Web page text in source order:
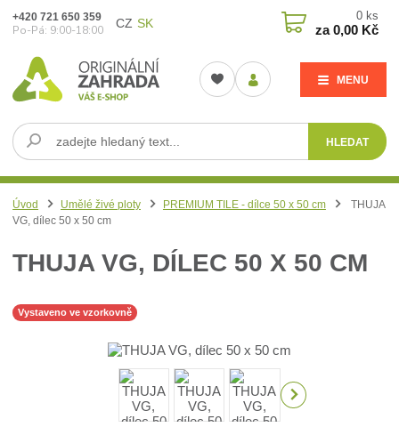
CZ SK
MENU
HLEDAT
+420 721 650 359
Po-Pá: 9:00-18:00
0 ks
za0,00 Kč
Úvod Umělé živé ploty PREMIUM TILE - dílce 50 x 50 cm
THUJA
VG, dílec 50 x 50 cm
THUJA VG, DÍLEC 50 X 50 CM
Vystaveno ve vzorkovně